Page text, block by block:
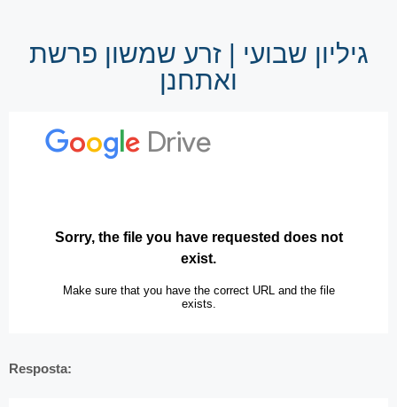
גיליון שבועי | זרע שמשון פרשת
ואתחנן
Resposta: